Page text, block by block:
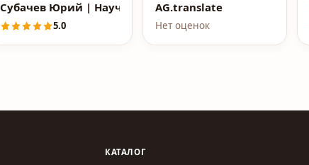
Субачев Юрий | НаучныеПереводы.рф
5.0
AG.translate
Нет оценок
КАТАЛОГ